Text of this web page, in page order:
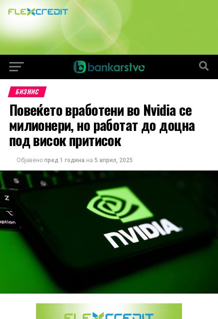
БИЗНИС
Повеќето вработени во Nvidia се
милионери, но работат до доцна
под висок притисок
Објавено пред 1 година на 5 април, 2025